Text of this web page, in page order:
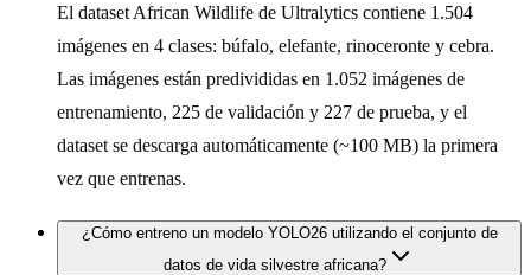
El dataset African Wildlife de Ultralytics contiene 1.504
imágenes en 4 clases: búfalo, elefante, rinoceronte y cebra.
Las imágenes están predivididas en 1.052 imágenes de
entrenamiento, 225 de validación y 227 de prueba, y el
dataset se descarga automáticamente (~100 MB) la primera
vez que entrenas.
¿Cómo entreno un modelo YOLO26 utilizando el conjunto de
datos de vida silvestre africana?